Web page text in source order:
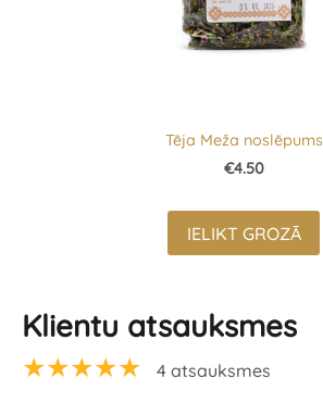
Tēja Meža noslēpums
€4.50
IELIKT GROZĀ
Klientu atsauksmes
★★★★★ 4 atsauksmes